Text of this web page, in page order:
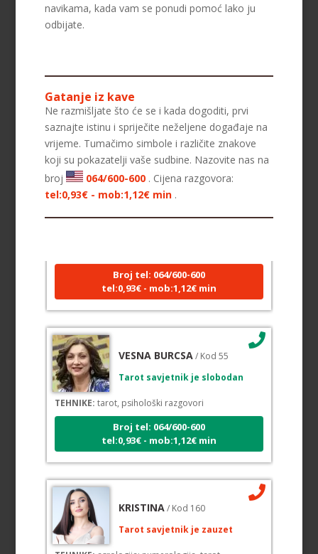
navikama, kada vam se ponudi pomoć lako ju
odbijate.
Gatanje iz kave
Ne razmišljate što će se i kada dogoditi, prvi
saznajte istinu i spriječite neželjene događaje na
vrijeme. Tumačimo simbole i različite znakove
koji su pokazatelji vaše sudbine. Nazovite nas na
broj
064/600-600 . Cijena razgovora:
tel:0,93€ - mob:1,12€ min .
NIVES/ Kod 20
Tarot savjetnik je zauzet
Broj tel: 064/600-600
tel:0,93€ - mob:1,12€ min
TEHNIKE:tarot, psihološki razgovori
Broj tel: 064/600-600
tel:0,93€ - mob:1,12€ min
TEHNIKE:asrologija; numerologija, tarot